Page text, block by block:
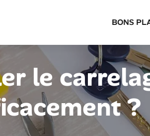
BONS
le
?